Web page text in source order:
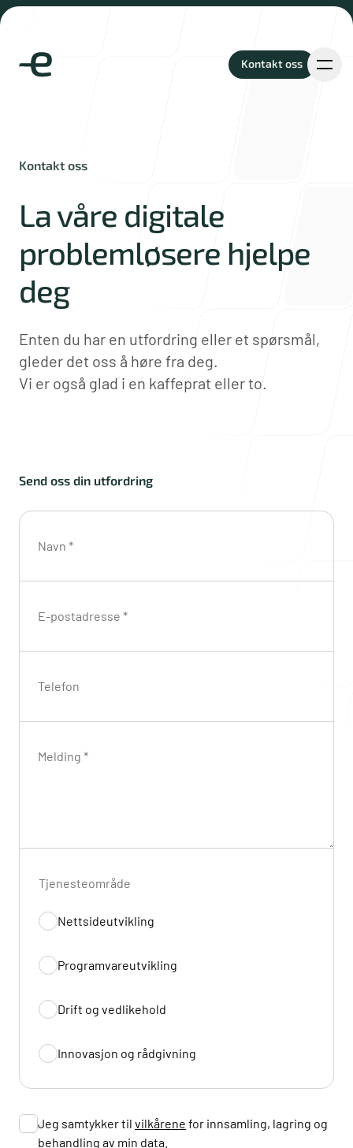
Kontakt oss
Kontakt oss
Prosjekter
Tjenester
Blogg
Om oss
Våre lokasjoner
Drammen
3015 Drammen
Hjemmekontor
Nær kaffetrakteren
Kontakt oss
La våre digitale
problemløsere hjelpe
deg
Enten du har en utfordring eller et spørsmål,
gleder det oss å høre fra deg.
Vi er også glad i en kaffeprat eller to.
Send oss din utfordring
Navn *
E-postadresse *
Telefon
Melding *
Tjenesteområde
Nettsideutvikling
Programvareutvikling
Drift og vedlikehold
Innovasjon og rådgivning
Jeg samtykker til vilkårene for innsamling, lagring og
behandling av min data.